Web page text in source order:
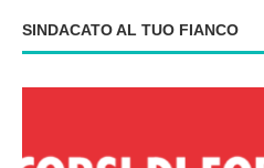
SINDACATO AL TUO FIANCO